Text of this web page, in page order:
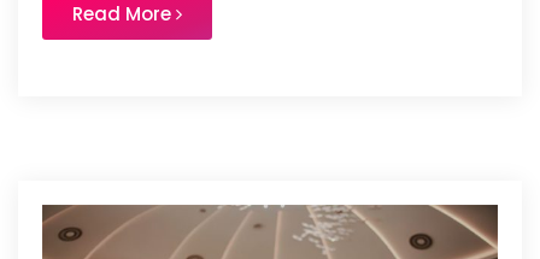
Read More